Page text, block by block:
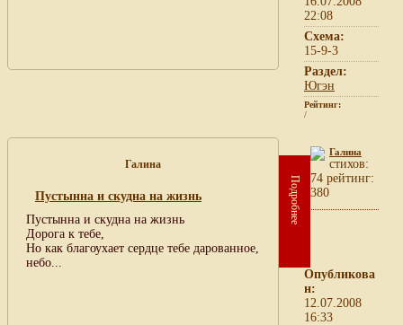
22:08
Схема:
15-9-3
Раздел:
Югэн
Рейтинг:
/
Галина
Пустынна и скудна на жизнь
Пустынна и скудна на жизнь
Дорога к тебе,
Но как благоухает сердце тебе дарованное,
небо...
Подробнее
Галина
cтихов:
74 рейтинг:
380
Опубликова
н:
12.07.2008
16:33